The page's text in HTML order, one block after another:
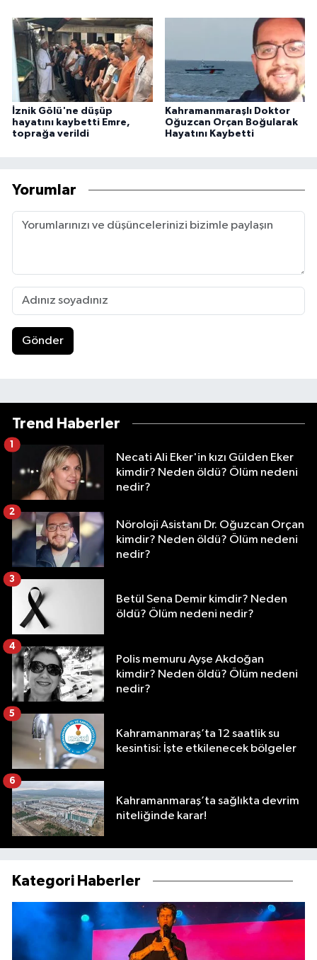
İznik Gölü'ne düşüp
hayatını kaybetti Emre,
toprağa verildi
Kahramanmaraşlı Doktor
Oğuzcan Orçan Boğularak
Hayatını Kaybetti
Yorumlar
Gönder
Trend Haberler
Necati Ali Eker'in kızı Gülden Eker
kimdir? Neden öldü? Ölüm nedeni
nedir?
1
Nöroloji Asistanı Dr. Oğuzcan Orçan
kimdir? Neden öldü? Ölüm nedeni
nedir?
2
Betül Sena Demir kimdir? Neden
öldü? Ölüm nedeni nedir?
3
Polis memuru Ayşe Akdoğan
kimdir? Neden öldü? Ölüm nedeni
nedir?
4
Kahramanmaraş’ta 12 saatlik su
kesintisi: İşte etkilenecek bölgeler
5
Kahramanmaraş’ta sağlıkta devrim
niteliğinde karar!
6
Kategori Haberler